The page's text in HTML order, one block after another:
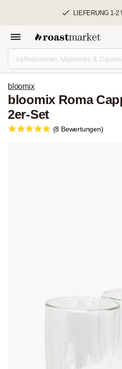
LIEFERUNG 1-2
bloomix
bloomix Roma
2er-Set
(8 Bewertungen)